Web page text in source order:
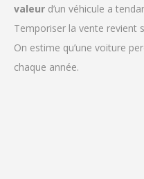
valeur d’un véhicule a
Temporiser la vente revient
On estime qu’une voiture
chaque année.